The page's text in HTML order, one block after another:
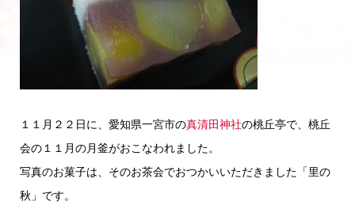
１１月２２日に、愛知県一宮市の真清田神社の桃丘亭で、桃丘
会の１１月の月釜がおこなわれました。
写真のお菓子は、そのお茶会でおつかいいただきました「里の
秋」です。